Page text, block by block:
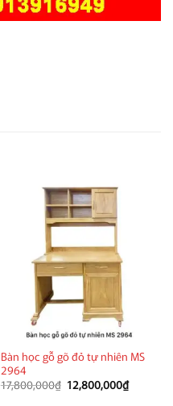
Bàn học gỗ gõ đỏ tự nhiên MS
2964
17,800,000₫ Giá
gốc
12,800,000₫Giá
hiện